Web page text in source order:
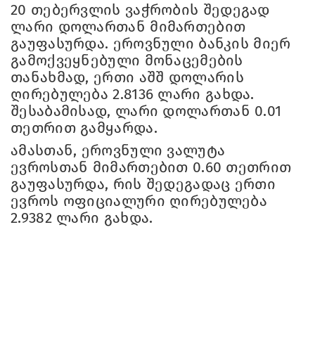
20 თებერვლის ვაჭრობის შედეგად
ლარი დოლართან მიმართებით
გაუფასურდა. ეროვნული ბანკის მიერ
გამოქვეყნებული მონაცემების
თანახმად, ერთი აშშ დოლარის
ღირებულება 2.8136 ლარი გახდა.
შესაბამისად, ლარი დოლართან 0.01
თეთრით გამყარდა.
ამასთან, ეროვნული ვალუტა
ევროსთან მიმართებით 0.60 თეთრით
გაუფასურდა, რის შედეგადაც ერთი
ევროს ოფიციალური ღირებულება
2.9382 ლარი გახდა.